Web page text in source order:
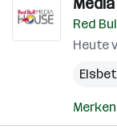
Red
Heute
Merken